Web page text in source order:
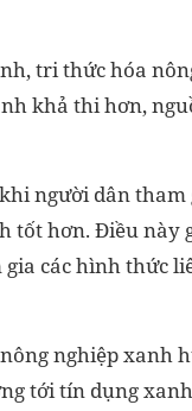
tri thức hóa
khả thi hơn,
người dân
tốt hơn. Điều này
các hình thức
nghiệp xanh
tới tín dụng